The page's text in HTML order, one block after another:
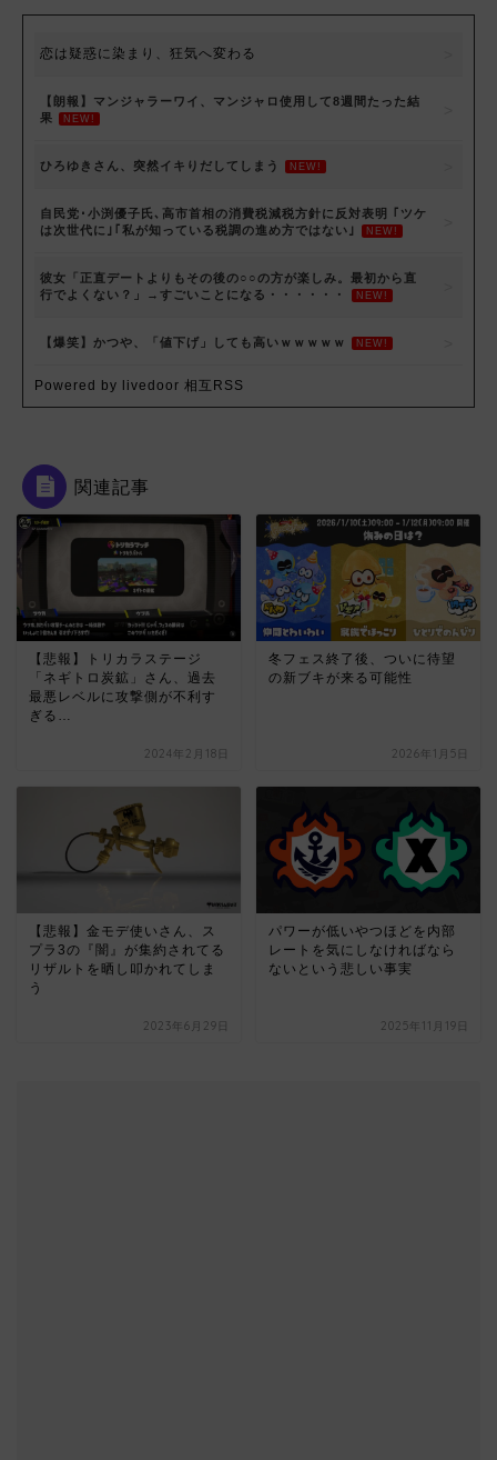
恋は疑惑に染まり、狂気へ変わる
【朗報】マンジャラーワイ、マンジャロ使用して8週間たった結
果
NEW!
ひろゆきさん、突然イキりだしてしまう NEW!
自民党･小渕優子氏､高市首相の消費税減税方針に反対表明 ｢ツケ
は次世代に｣｢私が知っている税調の進め方ではない｣
NEW!
彼女「正直デートよりもその後の○○の方が楽しみ。最初から直
行でよくない？」→すごいことになる・・・・・・
NEW!
【爆笑】かつや、「値下げ」しても高いｗｗｗｗｗ NEW!
Powered by livedoor 相互RSS
関連記事
【悲報】トリカラステージ
「ネギトロ炭鉱」さん、過去
最悪レベルに攻撃側が不利す
ぎる…
2024年2月18日
冬フェス終了後、ついに待望
の新ブキが来る可能性
2026年1月5日
【悲報】金モデ使いさん、ス
プラ3の『闇』が集約されてる
リザルトを晒し叩かれてしま
う
2023年6月29日
パワーが低いやつほどを内部
レートを気にしなければなら
ないという悲しい事実
2025年11月19日